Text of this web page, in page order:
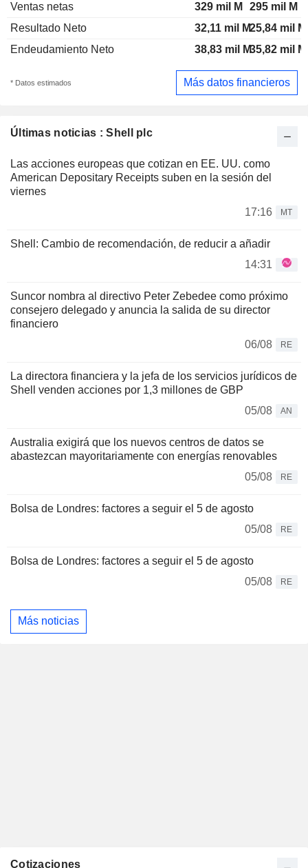
Últimas noticias : Shell plc
Las acciones europeas que cotizan en EE. UU. como
American Depositary Receipts suben en la sesión del
viernes
17:16
MT
Shell: Cambio de recomendación, de reducir a añadir
14:31
Suncor nombra al directivo Peter Zebedee como próximo
consejero delegado y anuncia la salida de su director
financiero
06/08
RE
La directora financiera y la jefa de los servicios jurídicos de
Shell venden acciones por 1,3 millones de GBP
05/08
AN
Australia exigirá que los nuevos centros de datos se
abastezcan mayoritariamente con energías renovables
05/08
RE
Bolsa de Londres: factores a seguir el 5 de agosto
05/08
RE
Bolsa de Londres: factores a seguir el 5 de agosto
05/08
RE
Más noticias
Ventas netas
329 mil M
295 mil M
Resultado Neto
32,11 mil M25,84 mil M
Endeudamiento Neto
38,83 mil M35,82 mil M
* Datos estimados Más datos financieros
Cotizaciones